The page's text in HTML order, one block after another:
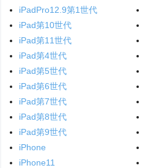
iPadPro12.9第1世代
iPad第10世代
iPad第11世代
iPad第4世代
iPad第5世代
iPad第6世代
iPad第7世代
iPad第8世代
iPad第9世代
iPhone
iPhone11